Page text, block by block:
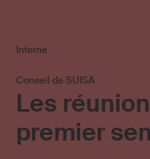
Interne
Conseil de SUISA
Les
premier